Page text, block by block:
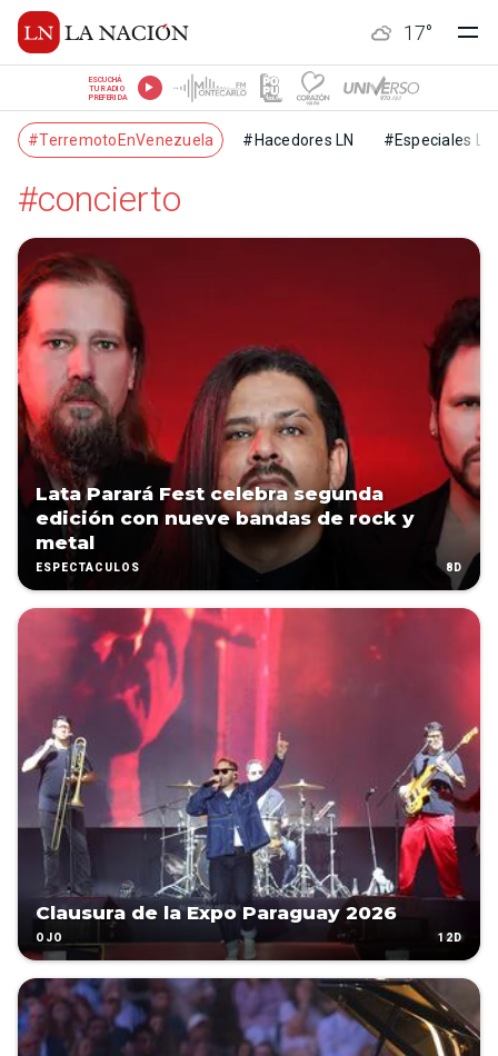
17°
ESCUCHÁ
TU RADIO
PREFERIDA
#TerremotoEnVenezuela #Hacedores LN #Especiales LN
#concierto
Lata Parará Fest celebra segunda
edición con nueve bandas de rock y
metal
ESPECTÁCULOS 8D
Clausura de la Expo Paraguay 2026
OJO 12D